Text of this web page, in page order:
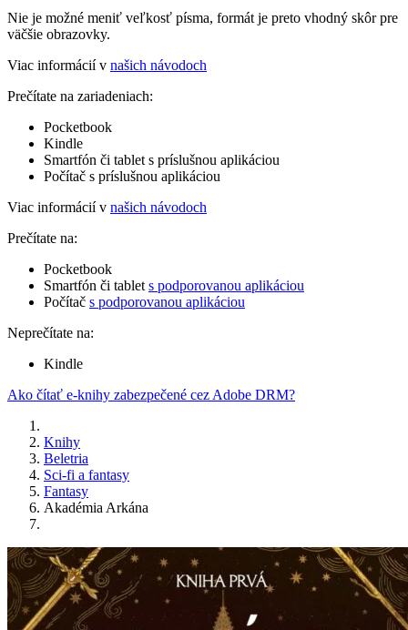
Nie je možné meniť veľkosť písma, formát je preto vhodný skôr pre
väčšie obrazovky.
Viac informácií v našich návodoch
Prečítate na zariadeniach:
Pocketbook
Kindle
Smartfón či tablet s príslušnou aplikáciou
Počítač s príslušnou aplikáciou
Viac informácií v našich návodoch
Prečítate na:
Pocketbook
Smartfón či tablet s podporovanou aplikáciou
Počítač s podporovanou aplikáciou
Neprečítate na:
Kindle
Ako čítať e-knihy zabezpečené cez Adobe DRM?
Knihy
Beletria
Sci-fi a fantasy
Fantasy
Akadémia Arkána